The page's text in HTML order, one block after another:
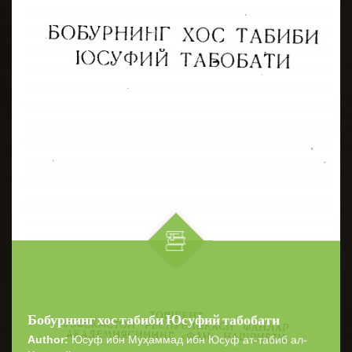
Бобурнинг хос табиби Юсуфий табобати
Author:Юсуф ибн Муҳаммад ибн Юсуф ат-табиб ал-